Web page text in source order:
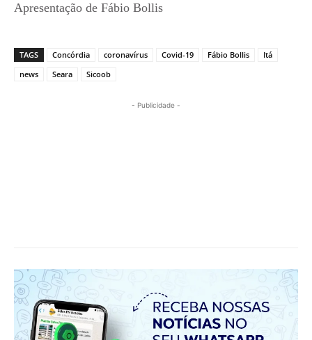
Apresentação de Fábio Bollis
TAGS Concórdia coronavírus Covid-19 Fábio Bollis
Itá
news
Seara Sicoob
- Publicidade -